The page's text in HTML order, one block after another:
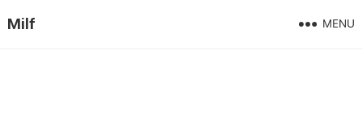
Milf MENU